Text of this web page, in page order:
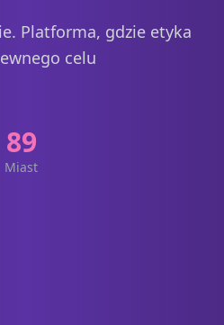
Platforma, gdzie etyka
celu
89
Miast